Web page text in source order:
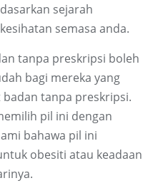
sejarah
semasa anda.
tanpa preskripsi boleh
bagi mereka yang
tanpa preskripsi.
pil ini dengan
bahawa pil ini
obesiti atau keadaan